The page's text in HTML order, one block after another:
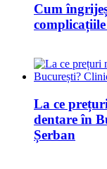
Cum
La ce
dentare în
Șerban